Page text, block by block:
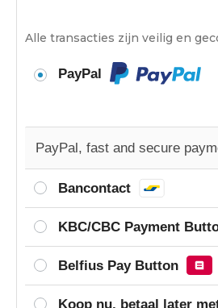
Alle transacties zijn veilig en
PayPal
PayPal, fast and secure
Bancontact
KBC/CBC Payment
Belfius Pay Button
Koop nu, betaal later